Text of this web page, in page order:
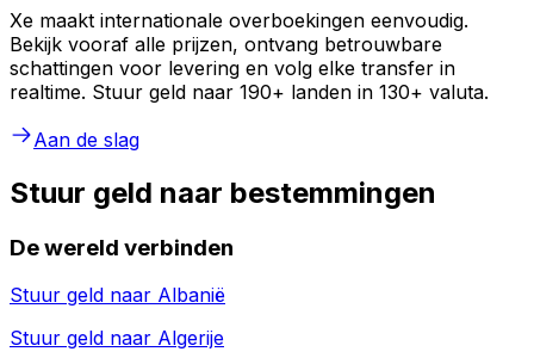
Xe maakt internationale overboekingen eenvoudig.
Bekijk vooraf alle prijzen, ontvang betrouwbare
schattingen voor levering en volg elke transfer in
realtime. Stuur geld naar 190+ landen in 130+ valuta.
Aan de slag
Stuur geld naar bestemmingen
De wereld verbinden
Stuur geld naar Albanië
Stuur geld naar Algerije